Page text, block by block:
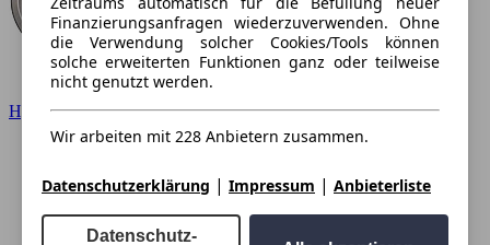
Hyundai
Finanzierungsanfragen wiederzuverwenden. Ohne
die Verwendung solcher Cookies/Tools können
solche erweiterten Funktionen ganz oder teilweise
nicht genutzt werden.
Wir arbeiten mit 228 Anbietern zusammen.
Datenschutzerklärung | Impressum | Anbieterliste
Datenschutz-